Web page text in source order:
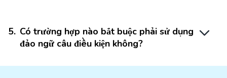
5. Có trường hợp nào bắt buộc phải sử dụng
đảo ngữ câu điều kiện không?